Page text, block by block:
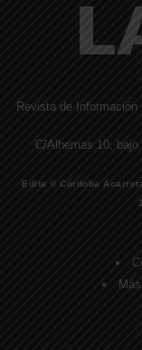
Revista de Información
C/Alhemas 10,
Edita © Córdoba